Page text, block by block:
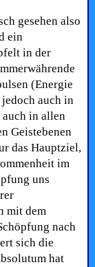
gesehen also
ein
in der
(Energie
auch in
auch in allen
Geistebenen
das Hauptziel,
im
uns
mit dem
nach
sich die
hat